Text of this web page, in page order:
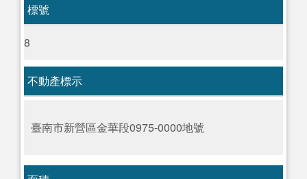
標號
8
不動產標示
臺南市新營區金華段0975-0000地號